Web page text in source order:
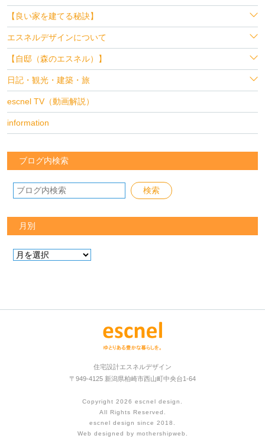
【良い家を建てる秘訣】
エスネルデザインについて
【自邸（森のエスネル）】
日記・観光・建築・旅
escnel TV（動画解説）
information
ブログ内検索
月別
住宅設計エスネルデザイン
〒949-4125 新潟県柏崎市西山町中央台1-64
Copyright 2026 escnel design
All Rights Reserved.
escnel design since 2018.
Web designed by mothershipweb